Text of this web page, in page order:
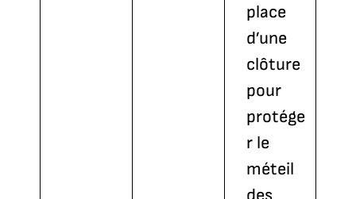
place
d’une
clôture
pour
protége
r le
méteil